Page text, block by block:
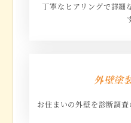
丁寧なヒアリングで詳細
外壁塗
お住まいの外壁を診断調査